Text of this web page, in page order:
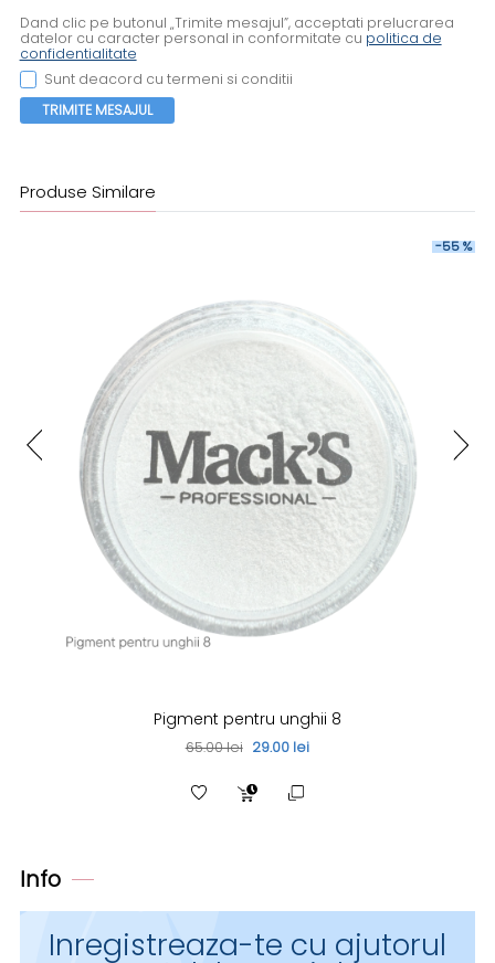
Dand clic pe butonul „Trimite mesajul”, acceptati prelucrarea
datelor cu caracter personal in conformitate cu politica de
confidentialitate
Sunt deacord cu termeni si conditii
TRIMITE MESAJUL
Produse Similare
-55 %
Pigment pentru unghii 8
65.00 lei 29.00 lei
Info
Inregistreaza-te cu ajutorul